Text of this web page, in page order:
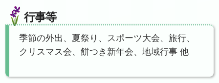
行事等
季節の外出、夏祭り、スポーツ大会、旅行、
クリスマス会、餅つき新年会、地域行事 他